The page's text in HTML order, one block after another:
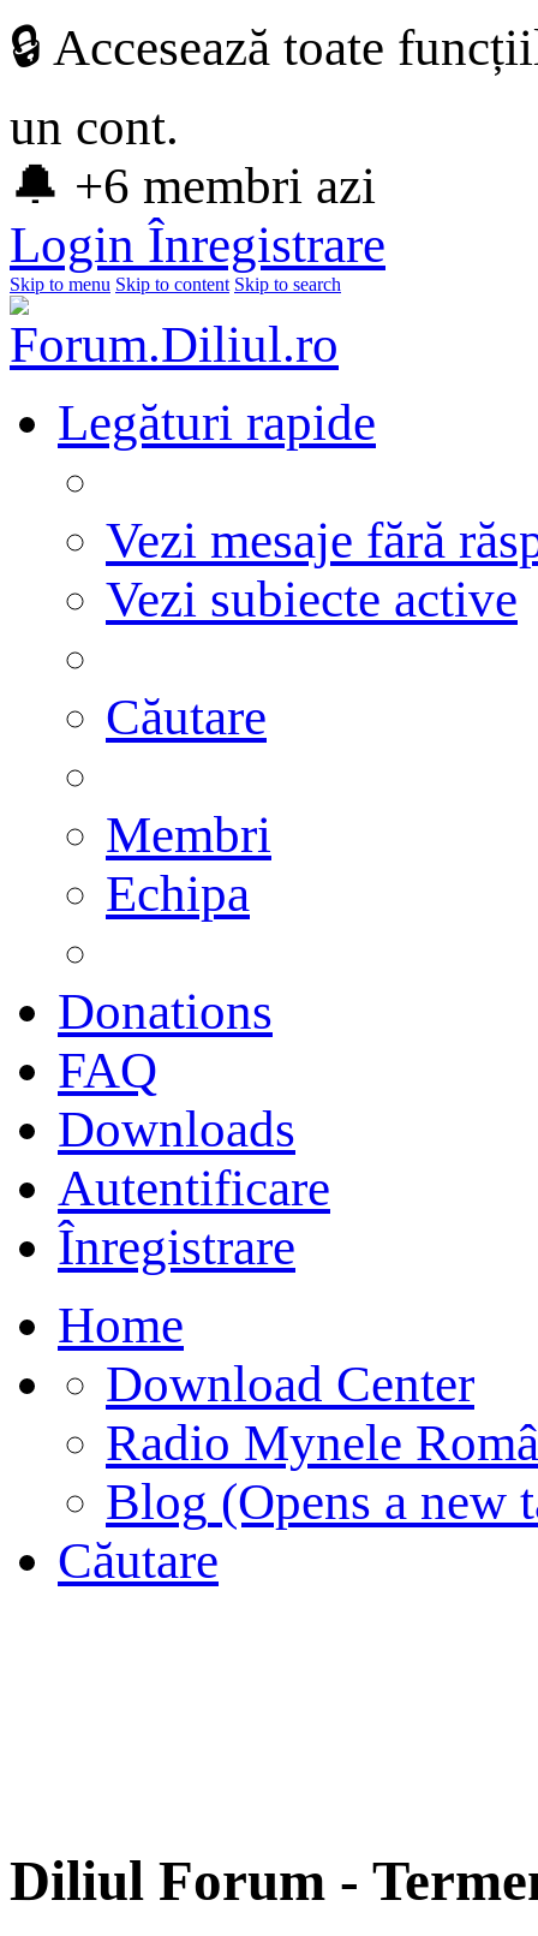
🔒 Accesează toate
un cont.
🔔 +6 membri azi
Login Înregistrare
Skip to menu Skip to content Skip to search
Legături rapide
Vezi mesaje fără
Vezi subiecte active
Căutare
Membri
Echipa
Donations
FAQ
Downloads
Autentificare
Înregistrare
Home
Download Center
Radio Mynele
Blog (Opens a new
Căutare
Diliul Forum -